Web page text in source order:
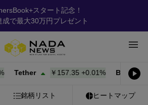
スタート記念！
成で最大30万円プレゼント
Tether ￥157.35+0.01% BNB ￥
銘柄リスト ヒートマップ